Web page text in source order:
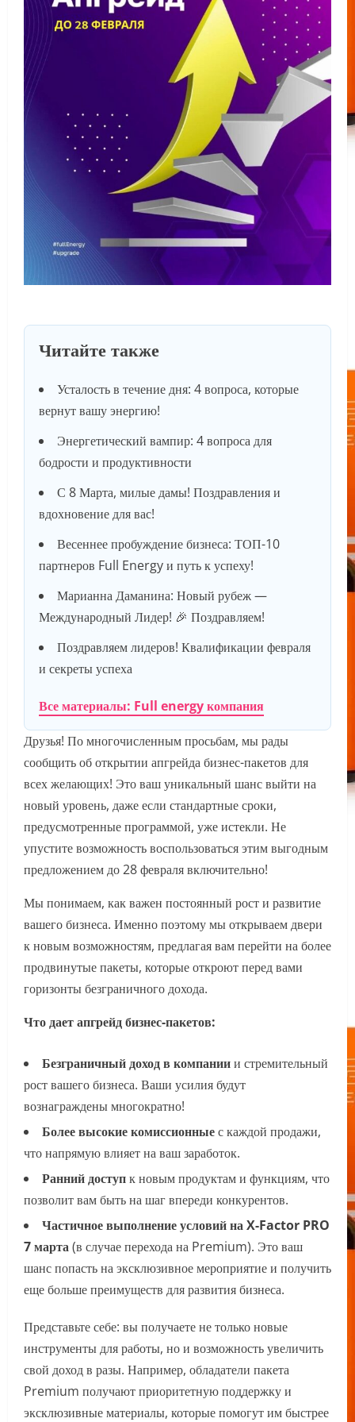
Читайте также
Усталость в течение дня: 4 вопроса, которые
вернут вашу энергию!
Энергетический вампир: 4 вопроса для
бодрости и продуктивности
С 8 Марта, милые дамы! Поздравления и
вдохновение для вас!
Весеннее пробуждение бизнеса: ТОП-10
партнеров Full Energy и путь к успеху!
Марианна Даманина: Новый рубеж —
Международный Лидер! 🎉 Поздравляем!
Поздравляем лидеров! Квалификации февраля
и секреты успеха
Все материалы: Full energy компания
Друзья! По многочисленным просьбам, мы рады
сообщить об открытии апгрейда бизнес-пакетов для
всех желающих! Это ваш уникальный шанс выйти на
новый уровень, даже если стандартные сроки,
предусмотренные программой, уже истекли. Не
упустите возможность воспользоваться этим выгодным
предложением до 28 февраля включительно!
Мы понимаем, как важен постоянный рост и развитие
вашего бизнеса. Именно поэтому мы открываем двери
к новым возможностям, предлагая вам перейти на более
продвинутые пакеты, которые откроют перед вами
горизонты безграничного дохода.
Что дает апгрейд бизнес-пакетов:
Безграничный доход в компаниии стремительный
рост вашего бизнеса. Ваши усилия будут
вознаграждены многократно!
Более высокие комиссионныес каждой продажи,
что напрямую влияет на ваш заработок.
Ранний доступк новым продуктам и функциям, что
позволит вам быть на шаг впереди конкурентов.
Частичное выполнение условий на X-Factor PRO
7 марта(в случае перехода на Premium). Это ваш
шанс попасть на эксклюзивное мероприятие и получить
еще больше преимуществ для развития бизнеса.
Представьте себе: вы получаете не только новые
инструменты для работы, но и возможность увеличить
свой доход в разы. Например, обладатели пакета
Premium получают приоритетную поддержку и
эксклюзивные материалы, которые помогут им быстрее